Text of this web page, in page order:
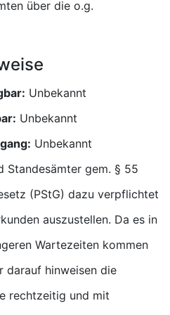
über die o.g.
Unbekannt
Unbekannt
Unbekannt
Standesämter gem. § 55
(PStG) dazu verpflichtet
auszustellen. Da es in
Wartezeiten kommen
darauf hinweisen die
rechtzeitig und mit